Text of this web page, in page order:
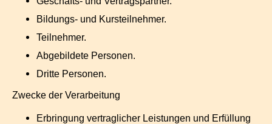
Bildungs- und Kursteilnehmer.
Teilnehmer.
Abgebildete Personen.
Dritte Personen.
Zwecke der Verarbeitung
Erbringung vertraglicher Leistungen und Erfüllung